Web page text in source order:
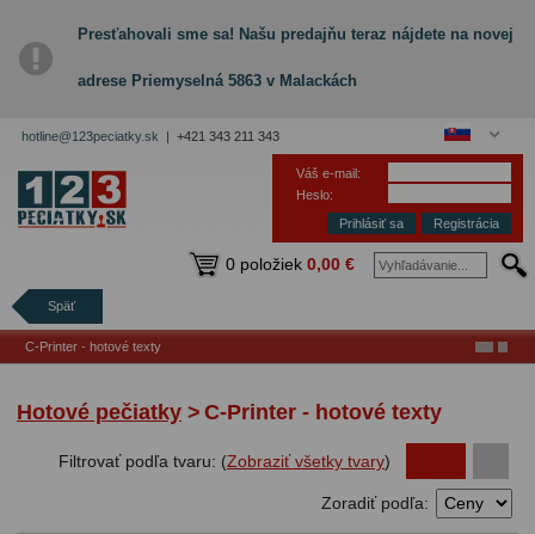
Presťahovali sme sa! Našu predajňu teraz nájdete na novej
adrese Priemyselná 5863 v Malackách
hotline@123peciatky.sk | +421 343 211 343
Váš e-mail:
Heslo:
Registrácia
0 položiek 0,00 €
Späť
C-Printer - hotové texty
Hotové pečiatky> C-Printer - hotové texty
Filtrovať podľa tvaru: (Zobraziť všetky tvary)
Zoradiť podľa: